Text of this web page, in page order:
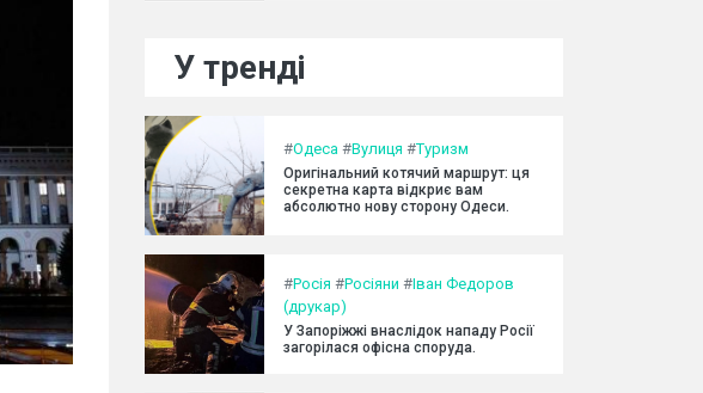
У тренді
#Одеса #Вулиця #Туризм
Оригінальний котячий маршрут: ця
секретна карта відкриє вам
абсолютно нову сторону Одеси.
#Росія #Росіяни #Іван Федоров
(друкар)
У Запоріжжі внаслідок нападу Росії
загорілася офісна споруда.